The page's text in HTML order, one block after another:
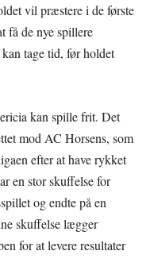
vil præstere i de første
få de nye spillere
tage tid, før holdet
kan spille frit. Det
mod AC Horsens, som
efter at have rykket
en stor skuffelse for
og endte på en
skuffelse lægger
for at levere resultater